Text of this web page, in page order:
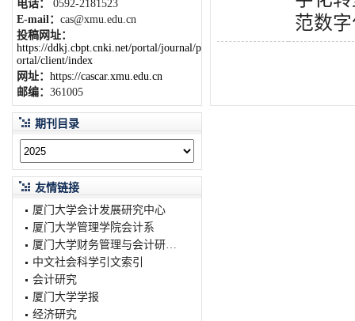
电话： 0592-2181523
E-mail： cas@xmu.edu.cn
投稿网址：
https://ddkj.cbpt.cnki.net/portal/journal/p
ortal/client/index
网址： https://cascar.xmu.edu.cn
邮编： 361005
期刊目录
友情链接
厦门大学会计发展研究中心
厦门大学管理学院会计系
厦门大学财务管理与会计研究院
中文社会科学引文索引
会计研究
厦门大学学报
经济研究
范数